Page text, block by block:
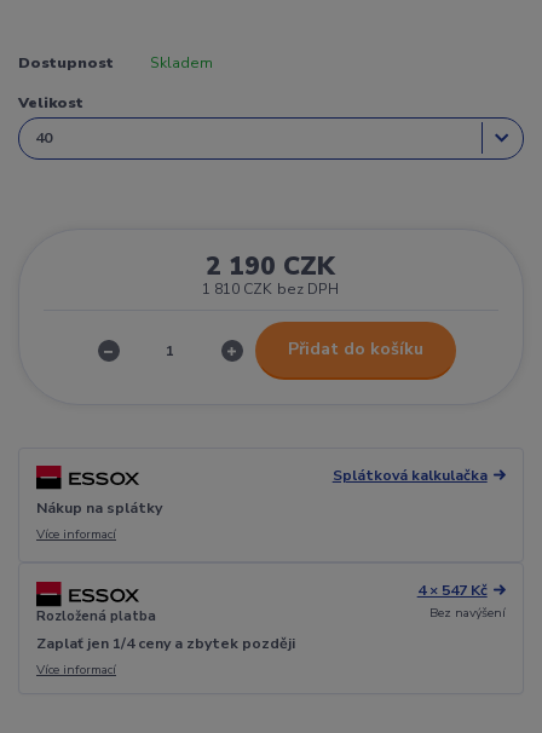
Dostupnost Skladem
Velikost
2 190 CZK
1 810 CZK bez DPH
Přidat do košíku
Splátková kalkulačka
Nákup na splátky
Více informací
Rozložená platba
4 × 547 Kč
Bez navýšení
Zaplať jen 1/4 ceny a zbytek později
Více informací